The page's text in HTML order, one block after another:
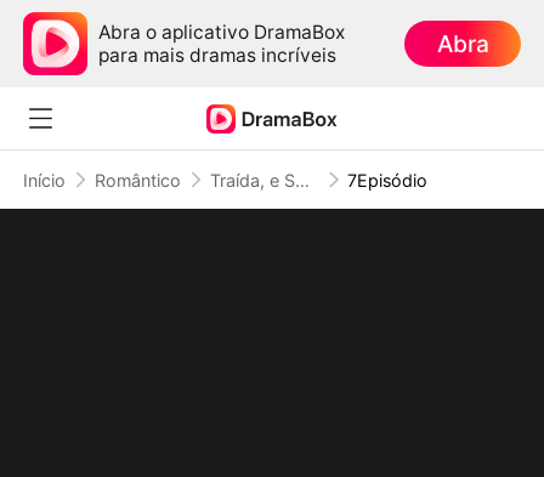
Abra o aplicativo DramaBox
para mais dramas incríveis
Abra
Início Romântico Traída, e Salva pelo Meu Predentente Implicante 7Episódio